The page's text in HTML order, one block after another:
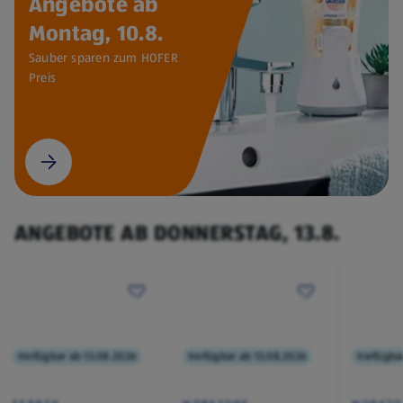
Montag, 10.8.
Sauber sparen zum HOFER
Preis
ANGEBOTE AB DONNERSTAG, 13.8.
Verfügbar ab 13.08.2026 Verfügbar ab 13.08.2026